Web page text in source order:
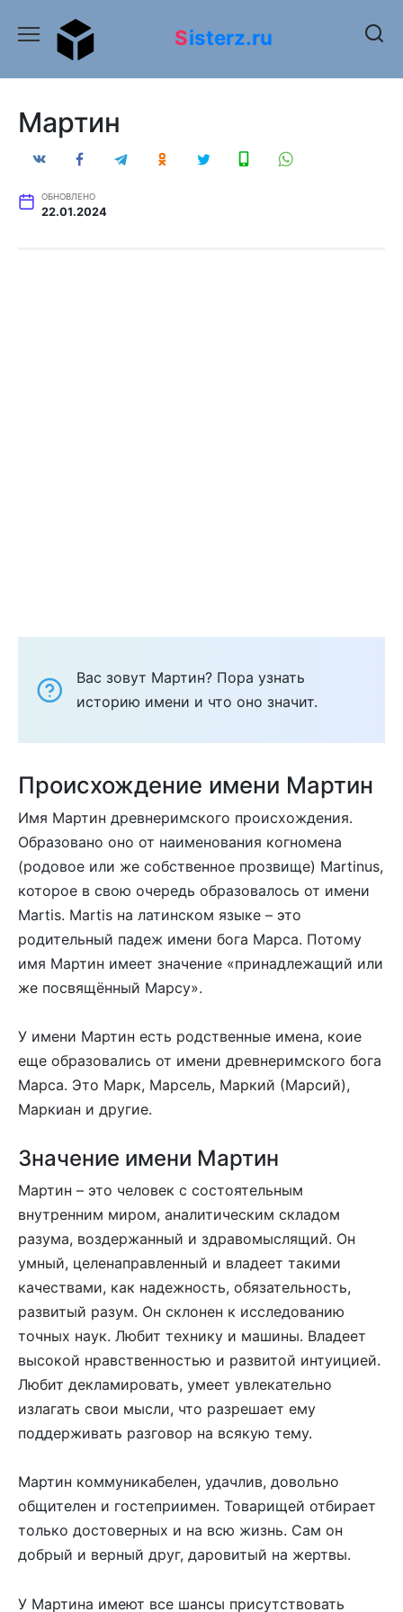
содержанию
Sisterz.ru
Мартин
ОБНОВЛЕНО
22.01.2024
Вас зовут Мартин? Пора узнать
историю имени и что оно значит.
Происхождение имени Мартин
Имя Мартин древнеримского происхождения.
Образовано оно от наименования когномена
(родовое или же собственное прозвище) Martinus,
которое в свою очередь образовалось от имени
Martis. Martis на латинском языке – это
родительный падеж имени бога Марса. Потому
имя Мартин имеет значение «принадлежащий или
же посвящённый Марсу».
У имени Мартин есть родственные имена, коие
еще образовались от имени древнеримского бога
Марса. Это Марк, Марсель, Маркий (Марсий),
Маркиан и другие.
Значение имени Мартин
Мартин – это человек с состоятельным
внутренним миром, аналитическим складом
разума, воздержанный и здравомыслящий. Он
умный, целенаправленный и владеет такими
качествами, как надежность, обязательность,
развитый разум. Он склонен к исследованию
точных наук. Любит технику и машины. Владеет
высокой нравственностью и развитой интуицией.
Любит декламировать, умеет увлекательно
излагать свои мысли, что разрешает ему
поддерживать разговор на всякую тему.
Мартин коммуникабелен, удачлив, довольно
общителен и гостеприимен. Товарищей отбирает
только достоверных и на всю жизнь. Сам он
добрый и верный друг, даровитый на жертвы.
У Мартина имеют все шансы присутствовать